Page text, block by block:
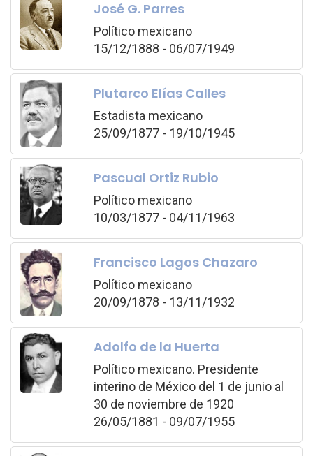
José G. Parres
Político mexicano
15/12/1888 - 06/07/1949
Plutarco Elías Calles
Estadista mexicano
25/09/1877 - 19/10/1945
Pascual Ortiz Rubio
Político mexicano
10/03/1877 - 04/11/1963
Francisco Lagos Chazaro
Político mexicano
20/09/1878 - 13/11/1932
Adolfo de la Huerta
Político mexicano. Presidente
interino de México del 1 de junio al
30 de noviembre de 1920
26/05/1881 - 09/07/1955